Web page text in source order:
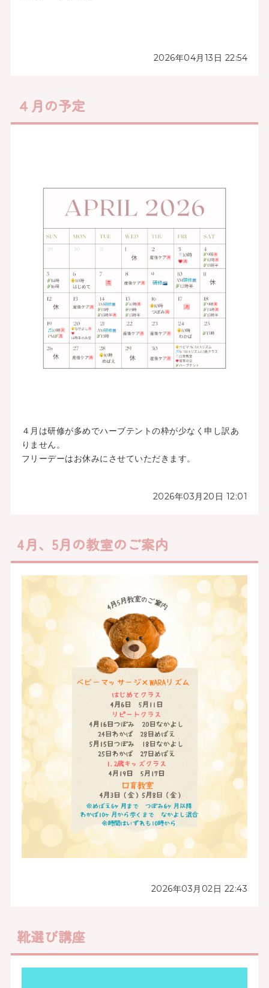
2026年04月13日 22:54
４月の予定
４月は研修が多めでハーブテントの枠が少なく申し訳あ
りません。
フリーデーはお休みにさせていただきます。
2026年03月20日 12:01
4月、5月の教室のご案内
2026年03月02日 22:43
靴選び講座